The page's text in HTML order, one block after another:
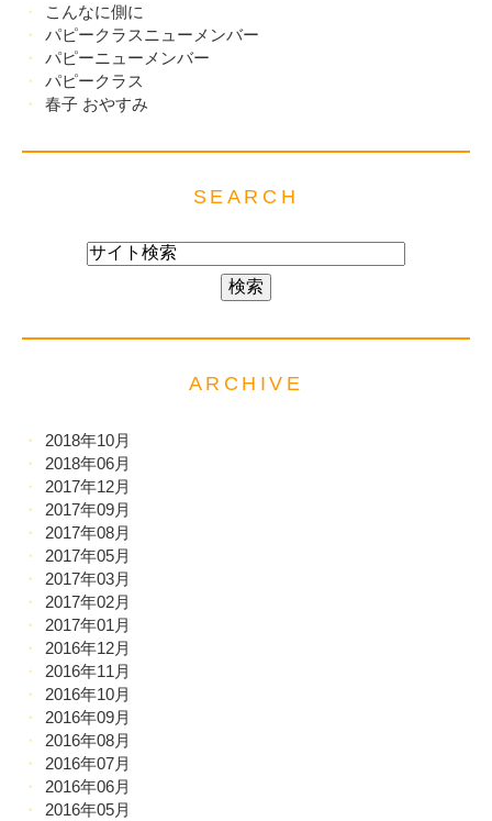
こんなに側に
パピークラスニューメンバー
パピーニューメンバー
パピークラス
春子 おやすみ
SEARCH
ARCHIVE
2018年10月
2018年06月
2017年12月
2017年09月
2017年08月
2017年05月
2017年03月
2017年02月
2017年01月
2016年12月
2016年11月
2016年10月
2016年09月
2016年08月
2016年07月
2016年06月
2016年05月